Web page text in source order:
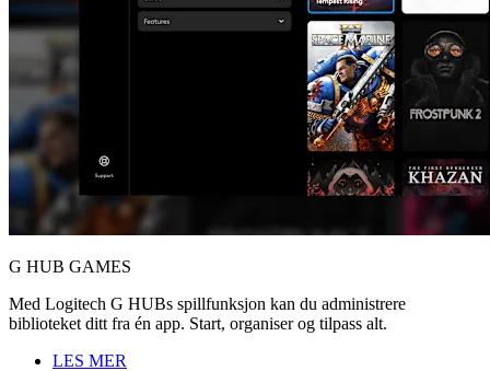
G HUB GAMES
Med Logitech G HUBs spillfunksjon kan du administrere
biblioteket ditt fra én app. Start, organiser og tilpass alt.
LES MER